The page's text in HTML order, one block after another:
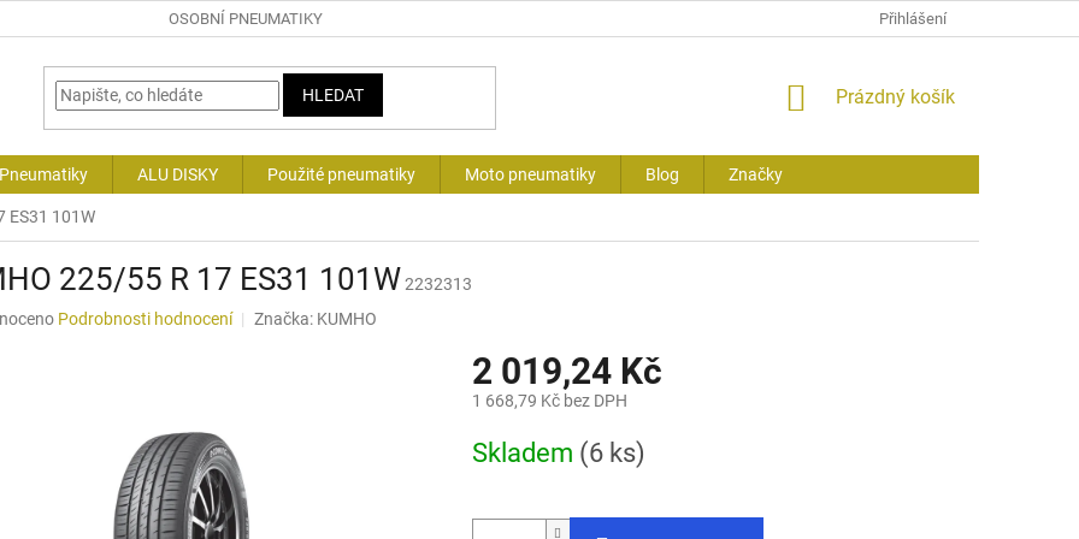
OSOBNÍ PNEUMATIKY Přihlášení
HLEDAT
NÁKUPNÍ
Prázdný košík
ALU DISKY Použité pneumatiky Moto pneumatiky Blog Značky
ES31 101W
225/55 R 17 ES31 101W2232313
Podrobnosti hodnocení Značka: KUMHO
2 019,24 Kč
1 668,79 Kč bez DPH
cena:
Skladem (6 ks)